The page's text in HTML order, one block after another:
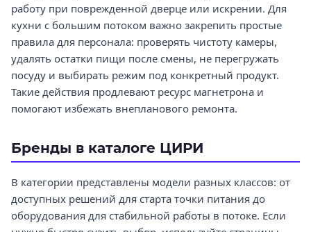
работу при поврежденной дверце или искрении. Для
кухни с большим потоком важно закрепить простые
правила для персонала: проверять чистоту камеры,
удалять остатки пищи после смены, не перегружать
посуду и выбирать режим под конкретный продукт.
Такие действия продлевают ресурс магнетрона и
помогают избежать внепланового ремонта.
Бренды в каталоге ЦИРИ
В категории представлены модели разных классов: от
доступных решений для старта точки питания до
оборудования для стабильной работы в потоке. Если